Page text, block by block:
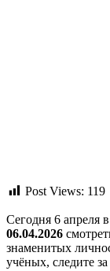
Post Views: 119
Сегодня 6 апреля
06.04.2026
знаменитых
учёных, следите